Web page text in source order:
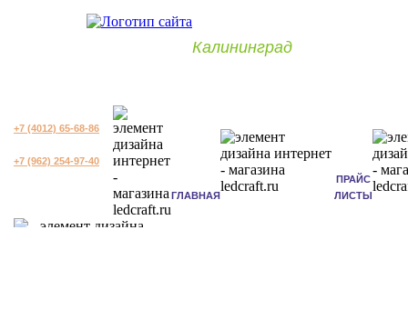
Калининград
+7 (4012) 65-68-86
+7 (962) 254-97-40
ГЛАВНАЯ
ПРАЙС
ЛИСТЫ